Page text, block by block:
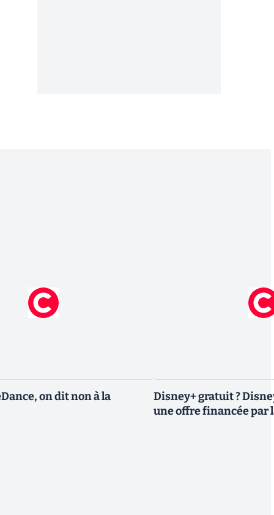
on dit non à la
Disney+ gratuit ?
une offre financée par